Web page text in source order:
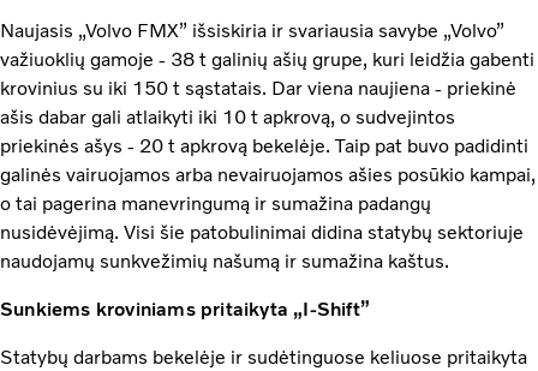
Naujasis „Volvo FMX” išsiskiria ir svariausia savybe „Volvo”
važiuoklių gamoje - 38 t galinių ašių grupe, kuri leidžia gabenti
krovinius su iki 150 t sąstatais. Dar viena naujiena - priekinė
ašis dabar gali atlaikyti iki 10 t apkrovą, o sudvejintos
priekinės ašys - 20 t apkrovą bekelėje. Taip pat buvo padidinti
galinės vairuojamos arba nevairuojamos ašies posūkio kampai,
o tai pagerina manevringumą ir sumažina padangų
nusidėvėjimą. Visi šie patobulinimai didina statybų sektoriuje
naudojamų sunkvežimių našumą ir sumažina kaštus.
Sunkiems kroviniams pritaikyta „I-Shift”
Statybų darbams bekelėje ir sudėtinguose keliuose pritaikyta